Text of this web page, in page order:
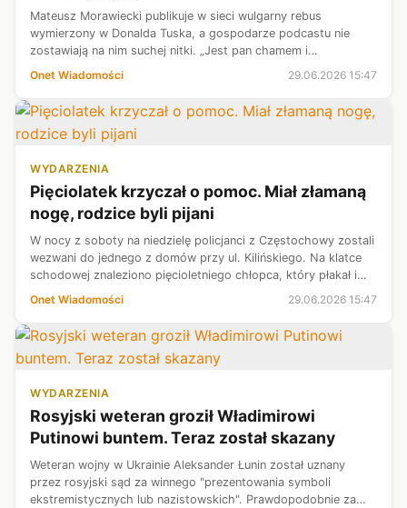
Mateusz Morawiecki publikuje w sieci wulgarny rebus
wymierzony w Donalda Tuska, a gospodarze podcastu nie
zostawiają na nim suchej nitki. „Jest pan chamem i
prostakiem” – pada pod adresem byłego szefa rządu już na
Onet Wiadomości 29.06.2026 15:47
WYDARZENIA
Pięciolatek krzyczał o pomoc. Miał złamaną
nogę, rodzice byli pijani
W nocy z soboty na niedzielę policjanci z Częstochowy zostali
wezwani do jednego z domów przy ul. Kilińskiego. Na klatce
schodowej znaleziono pięcioletniego chłopca, który płakał i
prosił o pomoc. Okazało się, że chłopczyk miał złamaną nogę,
Onet Wiadomości 29.06.2026 15:47
WYDARZENIA
Rosyjski weteran groził Władimirowi
Putinowi buntem. Teraz został skazany
Weteran wojny w Ukrainie Aleksander Łunin został uznany
przez rosyjski sąd za winnego "prezentowania symboli
ekstremistycznych lub nazistowskich". Prawdopodobnie za